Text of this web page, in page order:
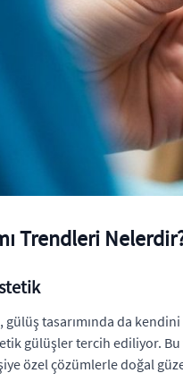
Trendleri
tasarımında da
gülüşler tercih ediliyor. Bu
özel çözümlerle doğal